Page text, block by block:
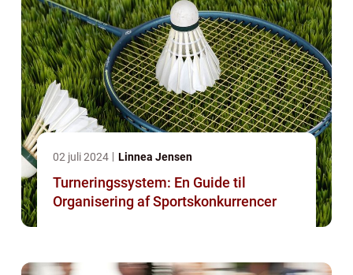
02 juli 2024 Linnea Jensen
Turneringssystem: En Guide til
Organisering af Sportskonkurrencer